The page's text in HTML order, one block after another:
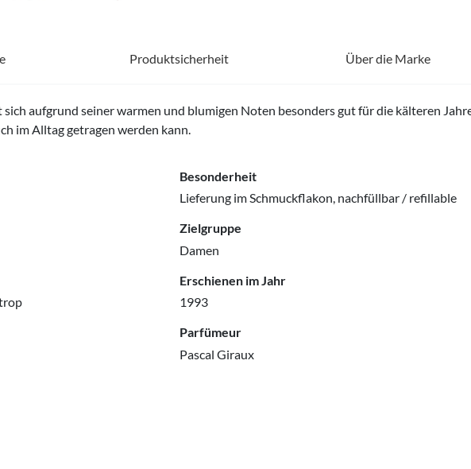
Produktsicherheit Über die Marke
sich aufgrund seiner warmen und blumigen Noten besonders gut für die kälteren
im Alltag getragen werden kann.
Besonderheit
Lieferung im Schmuckflakon, nachfüllbar / refillable
Zielgruppe
Damen
Erschienen im Jahr
1993
Parfümeur
Pascal Giraux